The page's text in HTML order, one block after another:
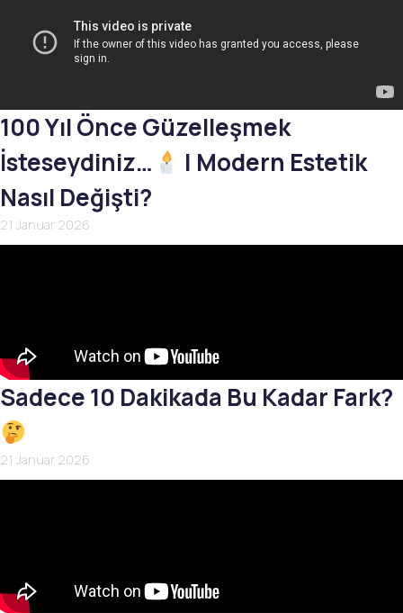
100 Yıl Önce Güzelleşmek
İsteseydiniz…
| Modern Estetik
Nasıl Değişti?
21 Januar 2026
Sadece 10 Dakikada Bu Kadar Fark?
21 Januar 2026